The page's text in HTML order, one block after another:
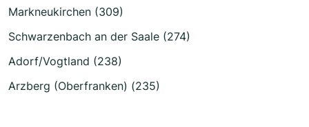
Markneukirchen (309)
Schwarzenbach an der Saale (274)
Adorf/Vogtland (238)
Arzberg (Oberfranken) (235)